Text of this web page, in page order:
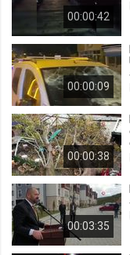
00:00:42
00:00:09
00:00:38
00:03:35